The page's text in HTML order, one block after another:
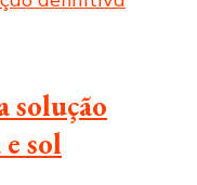
solução
sol